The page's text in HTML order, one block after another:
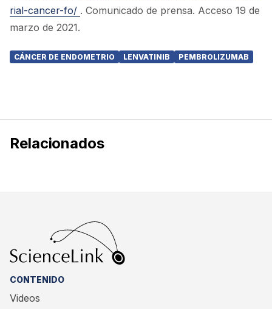
rial-cancer-fo/ . Comunicado de prensa. Acceso 19 de
marzo de 2021.
CÁNCER DE ENDOMETRIO LENVATINIB PEMBROLIZUMAB
Relacionados
CONTENIDO
Videos